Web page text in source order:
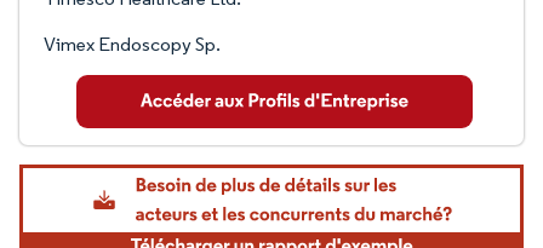
Vimex Endoscopy Sp.